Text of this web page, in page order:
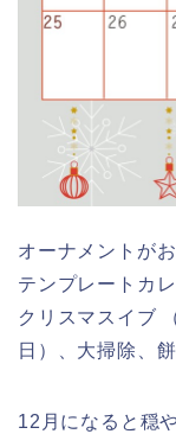
オーナメントが
テンプレートカ
クリスマスイブ
日）、大掃除、
12月になると穏